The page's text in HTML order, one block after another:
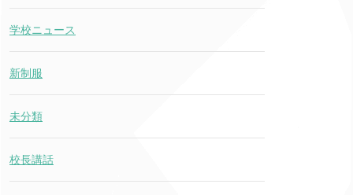
学校ニュース
新制服
未分類
校長講話